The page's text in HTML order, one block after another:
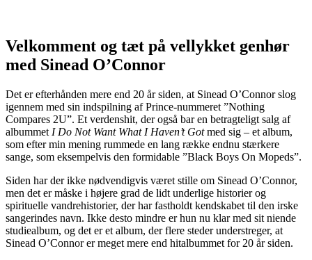
Velkomment og tæt på vellykket genhør
med Sinead O’Connor
Det er efterhånden mere end 20 år siden, at Sinead O’Connor slog
igennem med sin indspilning af Prince-nummeret ”Nothing
Compares 2U”. Et verdenshit, der også bar en betragteligt salg af
albummet I Do Not Want What I Haven’t Gotmed sig – et album,
som efter min mening rummede en lang række endnu stærkere
sange, som eksempelvis den formidable ”Black Boys On Mopeds”.
Siden har der ikke nødvendigvis været stille om Sinead O’Connor,
men det er måske i højere grad de lidt underlige historier og
spirituelle vandrehistorier, der har fastholdt kendskabet til den irske
sangerindes navn. Ikke desto mindre er hun nu klar med sit niende
studiealbum, og det er et album, der flere steder understreger, at
Sinead O’Connor er meget mere end hitalbummet for 20 år siden.